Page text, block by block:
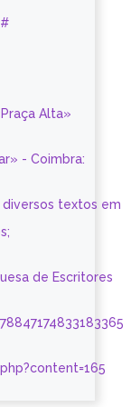
Alta»
- Coimbra:
textos em
de Escritores